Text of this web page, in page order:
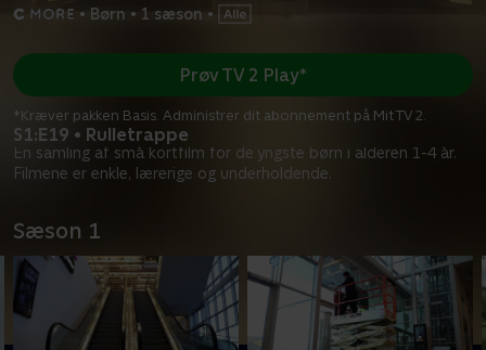
• Børn • 1 sæson •
S1:E19 • Rulletrappe
En samling af små kortfilm for de yngste børn i alderen 1-4 år.
Filmene er enkle, lærerige og underholdende.
Prøv TV 2 Play*
*Kræver pakken Basis. Administrer dit abonnement på Mit TV 2.
Sæson 1